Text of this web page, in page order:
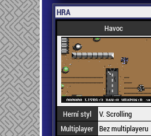
HRA
Havoc
Herní styl
V. Scrolling
Multiplayer Bez multiplayeru